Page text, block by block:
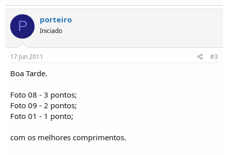
P porteiro
Iniciado
17 Jun 2011 #3
Boa Tarde.
Foto 08 - 3 pontos;
Foto 09 - 2 pontos;
Foto 01 - 1 ponto;
com os melhores comprimentos.